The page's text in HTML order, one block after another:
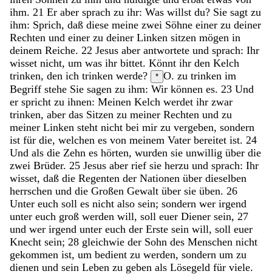
ihm. 21 Er aber sprach zu ihr: Was willst du? Sie sagt zu
ihm: Sprich, daß diese meine zwei Söhne einer zu deiner
Rechten und einer zu deiner Linken sitzen mögen in
deinem Reiche. 22 Jesus aber antwortete und sprach: Ihr
wisset nicht, um was ihr bittet. Könnt ihr den Kelch
trinken, den ich trinken werde? * O. zu trinken im
Begriff stehe Sie sagen zu ihm: Wir können es. 23 Und
er spricht zu ihnen: Meinen Kelch werdet ihr zwar
trinken, aber das Sitzen zu meiner Rechten und zu
meiner Linken steht nicht bei mir zu vergeben, sondern
ist für die, welchen es von meinem Vater bereitet ist. 24
Und als die Zehn es hörten, wurden sie unwillig über die
zwei Brüder. 25 Jesus aber rief sie herzu und sprach: Ihr
wisset, daß die Regenten der Nationen über dieselben
herrschen und die Großen Gewalt über sie üben. 26
Unter euch soll es nicht also sein; sondern wer irgend
unter euch groß werden will, soll euer Diener sein, 27
und wer irgend unter euch der Erste sein will, soll euer
Knecht sein; 28 gleichwie der Sohn des Menschen nicht
gekommen ist, um bedient zu werden, sondern um zu
dienen und sein Leben zu geben als Lösegeld für viele.